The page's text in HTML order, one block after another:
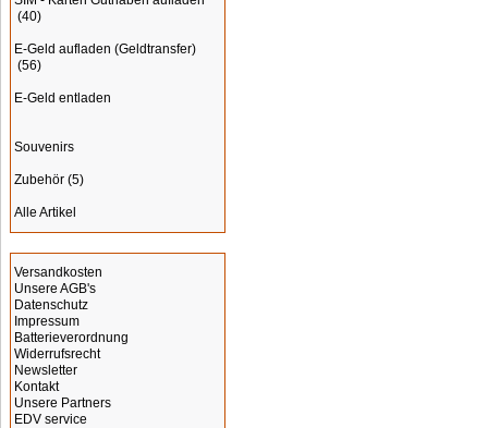
(40)
E-Geld aufladen (Geldtransfer)
(56)
E-Geld entladen
Souvenirs
Zubehör (5)
Alle Artikel
Versandkosten
Unsere AGB's
Datenschutz
Impressum
Batterieverordnung
Widerrufsrecht
Newsletter
Kontakt
Unsere Partners
EDV service